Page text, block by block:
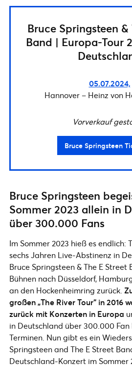
Bruce Springsteen &
Band | Europa-Tour
05.07.2024,
Hannover – Heinz von
Vorverkauf
Bruce Springsteen
Bruce Springsteen
Sommer 2023 allein in
über 300.000 Fans
Im Sommer 2023 hieß es endlich:
sechs Jahren Live-Abstinenz in
Bruce Springsteen & The E
Bühnen nach Düsseldorf,
an den Hockenheimring zurück.
großen „The River Tour“ in 2016
zurück mit Konzerten in Europa
in Deutschland über 300.000
Terminen. Nun gibt es ein
Springsteen and The E Street
Deutschland-Konzert im Sommer